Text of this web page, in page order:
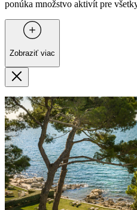
ponúka množstvo aktivít pre
Zobraziť viac